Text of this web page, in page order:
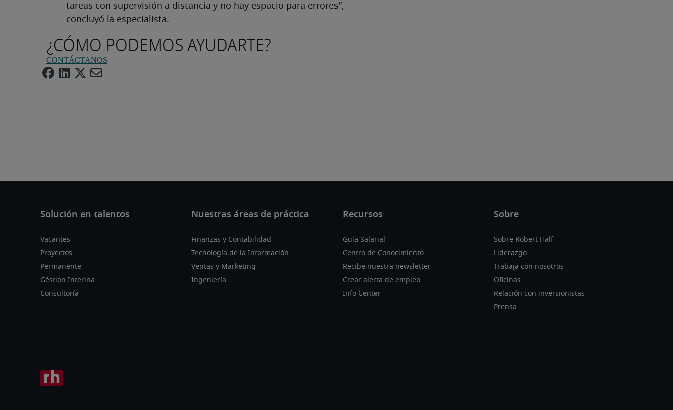
tareas con supervisión a distancia y no hay espacio para errores”,
concluyó la especialista.
¿CÓMO PODEMOS AYUDARTE?
CONTÁCTANOS
Vacantes
Proyectos
Permanente
Géstion Interina
Consultoría
Finanzas y Contabilidad
Tecnología de la Información
Ventas y Marketing
Ingeniería
Guía Salarial
Centro de Conocimiento
Recibe nuestra newsletter
Crear alerta de empleo
Info Center
Sobre Robert Half
Liderazgo
Trabaja con nosotros
Oficinas
Relación con inversionistas
Prensa